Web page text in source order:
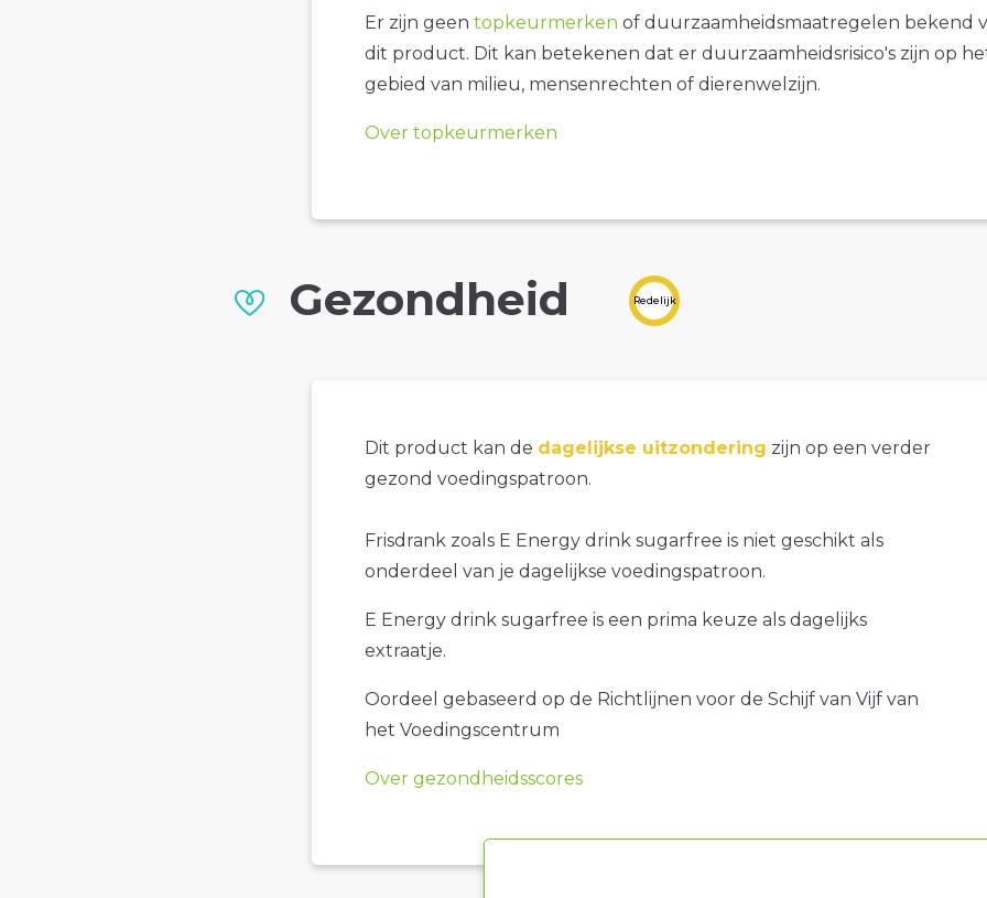
Er zijn geen topkeurmerken of duurzaamheidsmaatregelen bekend
dit product. Dit kan betekenen dat er duurzaamheidsrisico's zijn op
gebied van milieu, mensenrechten of dierenwelzijn.
Over topkeurmerken
Gezondheid Redelijk
Dit product kan de dagelijkse uitzondering zijn op een verder
gezond voedingspatroon.
Frisdrank zoals E Energy drink sugarfree is niet geschikt als
onderdeel van je dagelijkse voedingspatroon.
E Energy drink sugarfree is een prima keuze als dagelijks
extraatje.
Oordeel gebaseerd op de Richtlijnen voor de Schijf van Vijf van
het Voedingscentrum
Over gezondheidsscores